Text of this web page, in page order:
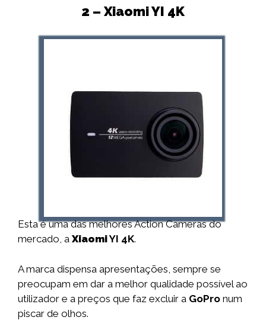
2 – Xiaomi YI 4K
Esta é uma das melhores Action Cameras do
mercado, a XiaomiYI 4K.
A marca dispensa apresentações, sempre se
preocupam em dar a melhor qualidade possível ao
utilizador e a preços que faz excluir a GoPro num
piscar de olhos.